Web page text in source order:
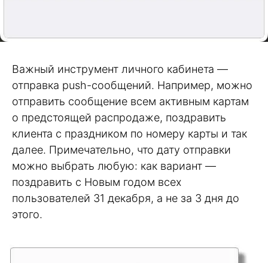
Важный инструмент личного кабинета —
отправка push-сообщений. Например, можно
отправить сообщение всем активным картам
о предстоящей распродаже, поздравить
клиента с праздником по номеру карты и так
далее. Примечательно, что дату отправки
можно выбрать любую: как вариант —
поздравить с Новым годом всех
пользователей 31 декабря, а не за 3 дня до
этого.